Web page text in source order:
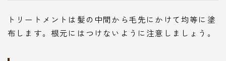
トリートメントは髪の中間から毛先にかけて均等に塗
布します。根元にはつけないように注意しましょう。